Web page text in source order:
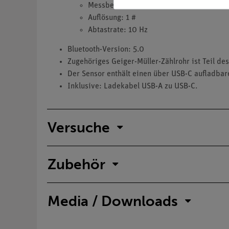
Messbereich: 0 ... 40000 #/min
Auflösung: 1 #
Abtastrate: 10 Hz
Bluetooth-Version: 5.0
Zugehöriges Geiger-Müller-Zählrohr ist Teil
Der Sensor enthält einen über USB-C
Inklusive: Ladekabel USB-A zu USB-C.
Versuche
Zubehör
Media / Downloads